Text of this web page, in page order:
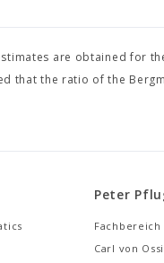
are obtained for
that the ratio of the
Peter
Carl von